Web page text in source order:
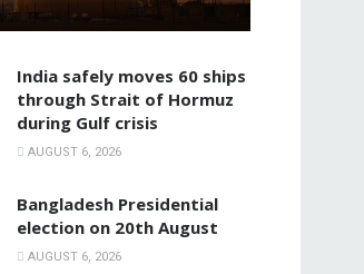
India safely moves 60 ships
through Strait of Hormuz
during Gulf crisis
AUGUST 6, 2026
Bangladesh Presidential
election on 20th August
AUGUST 6, 2026